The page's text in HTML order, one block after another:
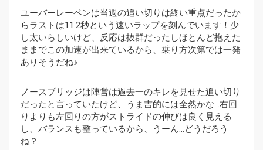
ユーバーレーベンは当週の追い切りは終い重点だったか
らラストは11.2秒という速いラップを刻んでいます！少
し太いらしいけど、反応は抜群だったしほとんど抱えた
ままでこの加速が出来ているから、乗り方次第では一発
ありそうだね♪
ノースブリッジは陣営は過去一のキレを見せた追い切り
だったと言っていたけど、うま吉的には全然かな…右回
りよりも左回りの方がストライドの伸びは良く見える
し、バランスも整っているから、うーん…どうだろう
ね？